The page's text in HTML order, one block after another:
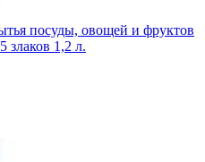
посуды, овощей и фруктов
злаков 1,2 л.